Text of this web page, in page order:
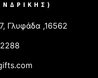
Γλυφάδα ,16562